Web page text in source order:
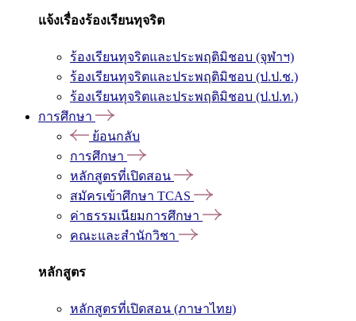
แจ้งเรื่องร้องเรียนทุจริต
ร้องเรียนทุจริตและประพฤติมิชอบ (จุฬาฯ)
ร้องเรียนทุจริตและประพฤติมิชอบ (ป.ป.ช.)
ร้องเรียนทุจริตและประพฤติมิชอบ (ป.ป.ท.)
การศึกษา
ย้อนกลับ
การศึกษา
หลักสูตรที่เปิดสอน
สมัครเข้าศึกษา TCAS
ค่าธรรมเนียมการศึกษา
คณะและสำนักวิชา
หลักสูตร
หลักสูตรที่เปิดสอน (ภาษาไทย)